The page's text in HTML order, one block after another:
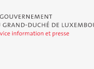
du Grand-Duché de